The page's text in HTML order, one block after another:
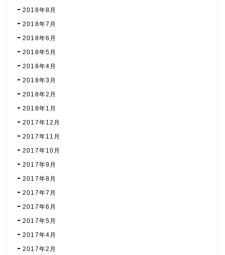
2018年8月
2018年7月
2018年6月
2018年5月
2018年4月
2018年3月
2018年2月
2018年1月
2017年12月
2017年11月
2017年10月
2017年9月
2017年8月
2017年7月
2017年6月
2017年5月
2017年4月
2017年2月